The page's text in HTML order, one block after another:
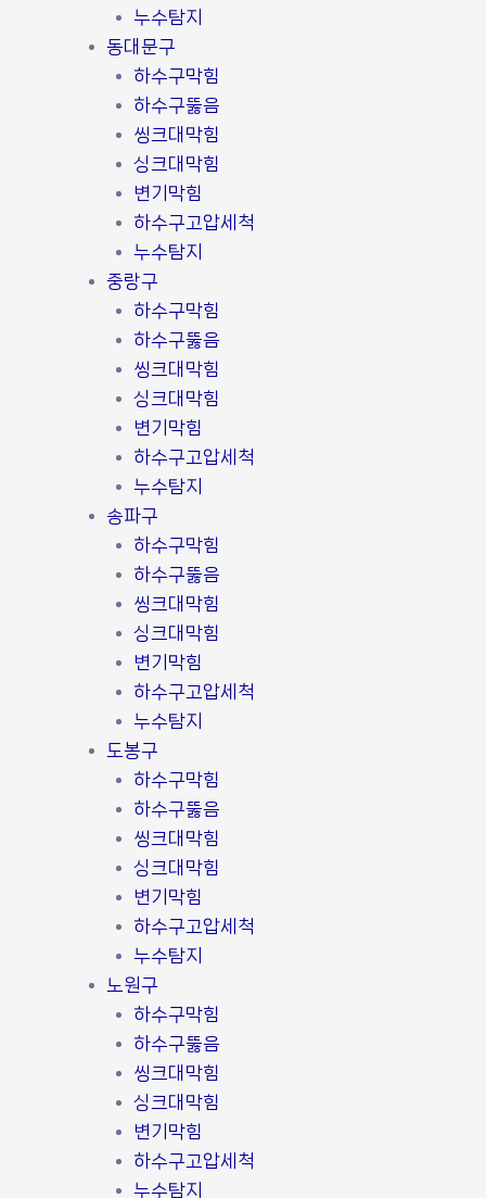
누수탐지
동대문구
하수구막힘
하수구뚫음
씽크대막힘
싱크대막힘
변기막힘
하수구고압세척
누수탐지
중랑구
하수구막힘
하수구뚫음
씽크대막힘
싱크대막힘
변기막힘
하수구고압세척
누수탐지
송파구
하수구막힘
하수구뚫음
씽크대막힘
싱크대막힘
변기막힘
하수구고압세척
누수탐지
도봉구
하수구막힘
하수구뚫음
씽크대막힘
싱크대막힘
변기막힘
하수구고압세척
누수탐지
노원구
하수구막힘
하수구뚫음
씽크대막힘
싱크대막힘
변기막힘
하수구고압세척
누수탐지